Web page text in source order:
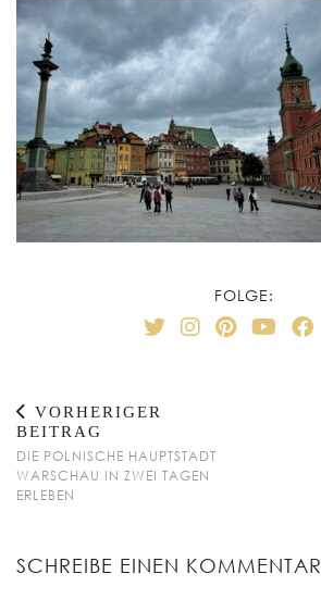
FOLGE:
VORHERIGER
BEITRAG
DIE POLNISCHE HAUPTSTADT
WARSCHAU IN ZWEI TAGEN
ERLEBEN
SCHREIBE EINEN KOMMENTAR